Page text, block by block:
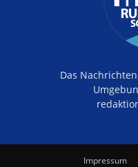
Das
Impressum